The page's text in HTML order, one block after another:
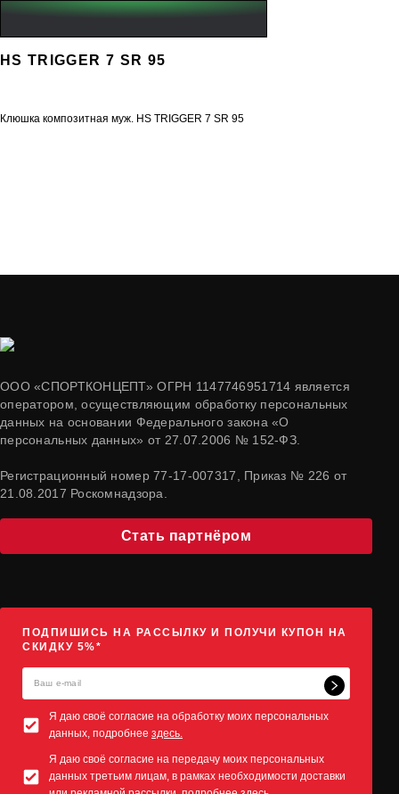
HS TRIGGER 7 SR 95
Клюшка композитная муж. HS TRIGGER 7 SR 95
ООО «СПОРТКОНЦЕПТ» ОГРН 1147746951714 является
оператором, осуществляющим обработку персональных
данных на основании Федерального закона «О
персональных данных» от 27.07.2006 № 152-ФЗ.
Регистрационный номер 77-17-007317, Приказ № 226 от
21.08.2017 Роскомнадзора.
Стать партнёром
ПОДПИШИСЬ НА РАССЫЛКУ И ПОЛУЧИ КУПОН НА
СКИДКУ 5%*
Я даю своё согласие на обработку моих персональных
данных, подробнее здесь.
Я даю своё согласие на передачу моих персональных
данных третьим лицам, в рамках необходимости доставки